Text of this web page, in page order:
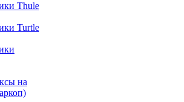
Thule
Turtle
на